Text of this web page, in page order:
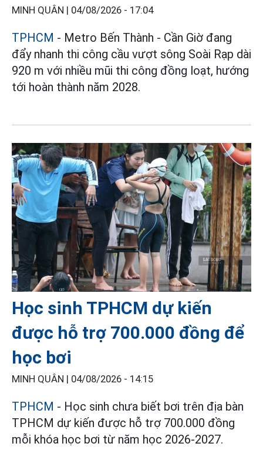
MINH QUÂN | 04/08/2026 - 17:04
TPHCM - Metro Bến Thành - Cần Giờ đang
đẩy nhanh thi công cầu vượt sông Soài Rạp dài
920 m với nhiều mũi thi công đồng loạt, hướng
tới hoàn thành năm 2028.
Học sinh TPHCM dự kiến
được hỗ trợ 700.000 đồng để
học bơi
MINH QUÂN | 04/08/2026 - 14:15
TPHCM - Học sinh chưa biết bơi trên địa bàn
TPHCM dự kiến được hỗ trợ 700.000 đồng
mỗi khóa học bơi từ năm học 2026-2027.